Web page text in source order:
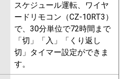
スケジュール運転、ワイヤ
ードリモコン（CZ-10RT3）
で、30分単位で72時間まで
「切」「入」「くり返し
切」タイマー設定ができま
す。